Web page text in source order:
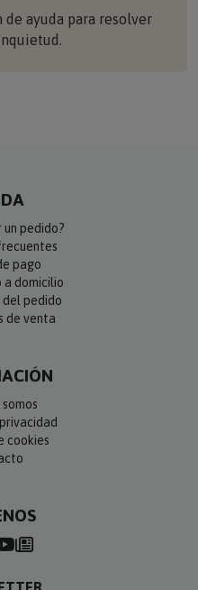
ayuda para resolver
un pedido?
pago
a domicilio
del pedido
de venta
somos
cookies